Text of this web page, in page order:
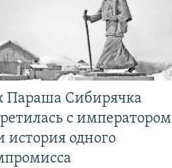
Параша Сибирячка
с императором
история одного